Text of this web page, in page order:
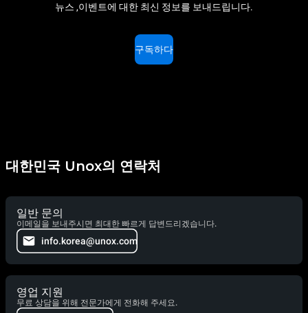
뉴스 ,이벤트에 대한 최신 정보를 보내드립니다.
구독하다
대한민국 Unox의 연락처
일반 문의
이메일을 보내주시면 최대한 빠르게 답변드리겠습니다.
info.korea@unox.com
영업 지원
무료 상담을 위해 전문가에게 전화해 주세요.